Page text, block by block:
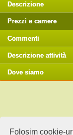
Folosim cookie-
Descrizione
Prezzi e camere
Commenti
Descrizione attività
Dove siamo